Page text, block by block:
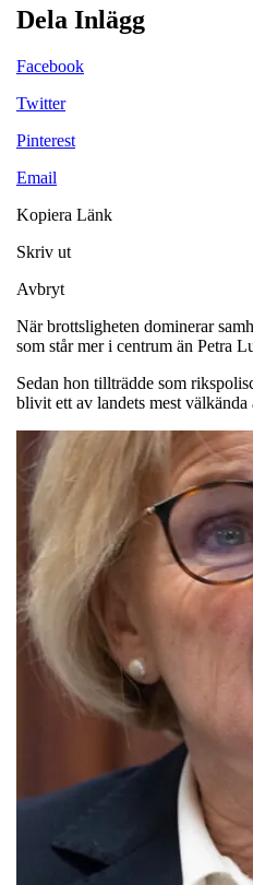
Dela Inlägg
Facebook
Twitter
Pinterest
Email
Kopiera Länk
Skriv ut
Avbryt
När brottsligheten dominerar
som står mer i centrum än Petra
Sedan hon tillträdde som
blivit ett av landets mest välkända